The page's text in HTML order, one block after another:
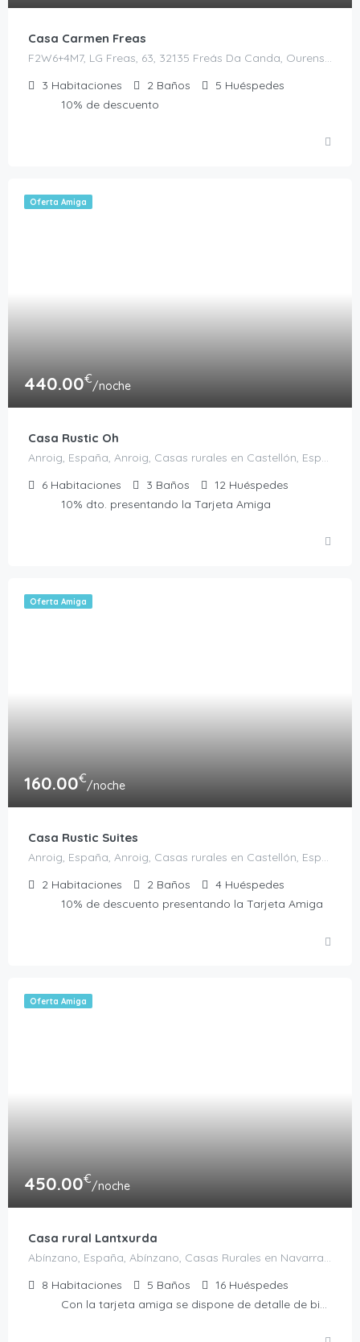
Casa Carmen Freas
F2W6+4M7, LG Freas, 63, 32135 Freás Da Canda, Ourense, España, Piñor, Casas rurales en Ourense, España
3 Habitaciones 2 Baños 5 Huéspedes
10% de descuento
Oferta Amiga
440.00€/noche
Casa Rustic Oh
Anroig, España, Anroig, Casas rurales en Castellón, España
6 Habitaciones 3 Baños 12 Huéspedes
10% dto. presentando la Tarjeta Amiga
Oferta Amiga
160.00€/noche
Casa Rustic Suites
Anroig, España, Anroig, Casas rurales en Castellón, España
2 Habitaciones 2 Baños 4 Huéspedes
10% de descuento presentando la Tarjeta Amiga
Oferta Amiga
450.00€/noche
Casa rural Lantxurda
Abínzano, España, Abínzano, Casas Rurales en Navarra, España
8 Habitaciones 5 Baños 16 Huéspedes
Con la tarjeta amiga se dispone de detalle de bienvenida